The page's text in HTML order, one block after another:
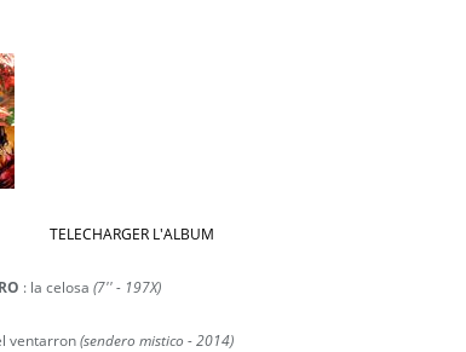
TELECHARGER L'ALBUM
: la celosa (7'' - 197X)
ventarron(sendero mistico - 2014)